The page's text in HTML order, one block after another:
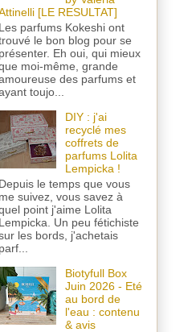
[LE RESULTAT]
Les parfums Kokeshi ont
le bon blog pour se
présenter. Eh oui, qui mieux
moi-même, grande
des parfums et
toujo...
DIY : j'ai
recyclé mes
coffrets de
parfums Lolita
Lempicka !
Depuis le temps que vous
me suivez, vous savez à
point j'aime Lolita
Lempicka. Un peu fétichiste
les bords, j'achetais
parf...
Biotyfull Box
Juin 2026 - Eté
au bord de
l'eau : contenu
& avis